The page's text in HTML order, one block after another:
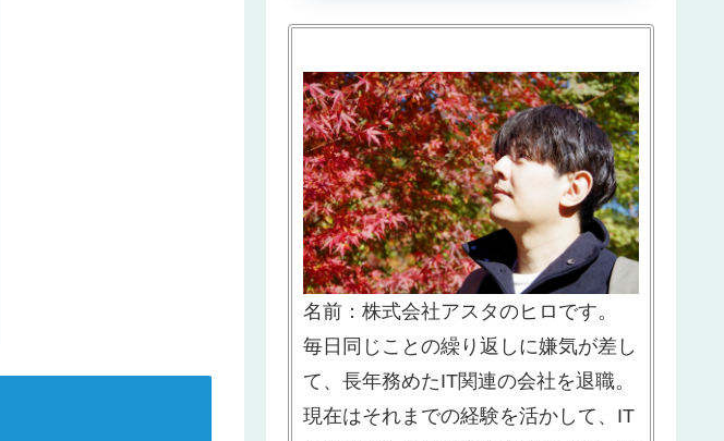
名前：株式会社アスタのヒロです。
毎日同じことの繰り返しに嫌気が差し
て、長年務めたIT関連の会社を退職。
現在はそれまでの経験を活かして、IT